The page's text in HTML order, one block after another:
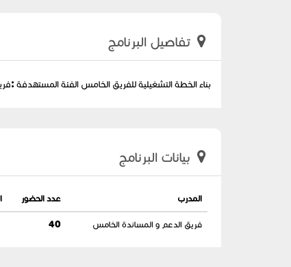
تفاصيل البرنامج
بناء الخطة التشغيلية للفريق الخامس الفئة المستهدفة
بيانات البرنامج
المدرب عدد الحضور
فريق الدعم و المساندة الخامس 40